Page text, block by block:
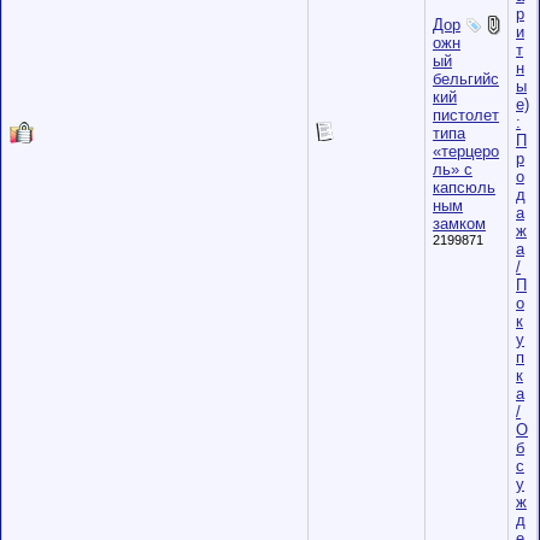
Дор
ожн
ый
бельгийс
кий
пистолет
типа
«терцеро
ль» с
капсюль
ным
замком
2199871
р
и
т
н
ы
е)
:
П
р
о
д
а
ж
а
/
П
о
к
у
п
к
а
/
О
б
с
у
ж
д